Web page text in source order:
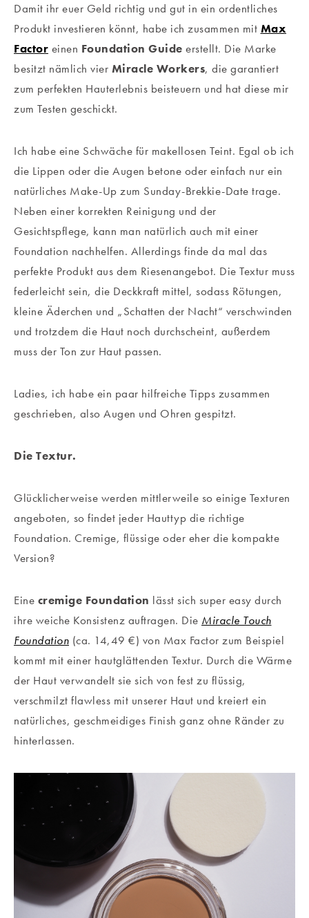
Damit ihr euer Geld richtig und gut in ein ordentliches
Produkt investieren könnt, habe ich zusammen mit Max
Factor einen Foundation Guide erstellt. Die Marke
besitzt nämlich vier Miracle Workers, die garantiert
zum perfekten Hauterlebnis beisteuern und hat diese mir
zum Testen geschickt.
Ich habe eine Schwäche für makellosen Teint. Egal ob ich
die Lippen oder die Augen betone oder einfach nur ein
natürliches Make-Up zum Sunday-Brekkie-Date trage.
Neben einer korrekten Reinigung und der
Gesichtspflege, kann man natürlich auch mit einer
Foundation nachhelfen. Allerdings finde da mal das
perfekte Produkt aus dem Riesenangebot. Die Textur muss
federleicht sein, die Deckkraft mittel, sodass Rötungen,
kleine Äderchen und „Schatten der Nacht“ verschwinden
und trotzdem die Haut noch durchscheint, außerdem
muss der Ton zur Haut passen.
Ladies, ich habe ein paar hilfreiche Tipps zusammen
geschrieben, also Augen und Ohren gespitzt.
Die Textur.
Glücklicherweise werden mittlerweile so einige Texturen
angeboten, so findet jeder Hauttyp die richtige
Foundation. Cremige, flüssige oder eher die kompakte
Version?
Eine cremige Foundation lässt sich super easy durch
ihre weiche Konsistenz auftragen. Die Miracle Touch
Foundation (ca. 14,49 €) von Max Factor zum Beispiel
kommt mit einer hautglättenden Textur. Durch die Wärme
der Haut verwandelt sie sich von fest zu flüssig,
verschmilzt flawless mit unserer Haut und kreiert ein
natürliches, geschmeidiges Finish ganz ohne Ränder zu
hinterlassen.